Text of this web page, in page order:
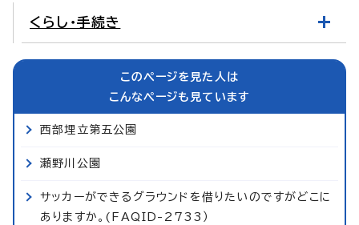
くらし・手続き
このページを見た人は
こんなページも見ています
西部埋立第五公園
瀬野川公園
サッカーができるグラウンドを借りたいのですがどこに
ありますか。(FAQID-2733）